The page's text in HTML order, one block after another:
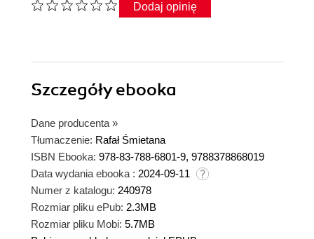
Dodaj opinię
Szczegółyebooka
Dane producenta »
Tłumaczenie: Rafał Śmietana
ISBN Ebooka: 978-83-788-6801-9, 9788378868019
Data wydania ebooka : 2024-09-11
Numer z katalogu: 240978
Rozmiar pliku ePub: 2.3MB
Rozmiar pliku Mobi: 5.7MB